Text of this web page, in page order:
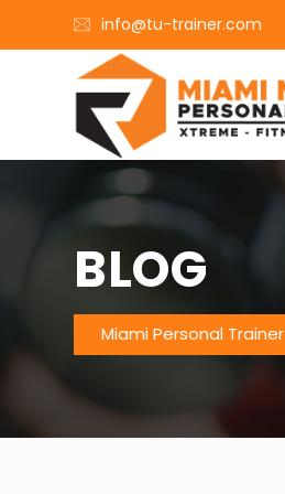
info@tu-trainer.com
BLOG
Miami Personal Trainer